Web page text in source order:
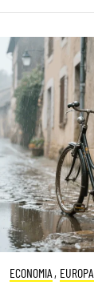
ECONOMIA , EUROPA